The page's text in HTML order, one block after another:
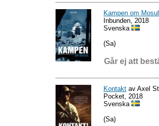
Kampen om Mosul
Inbunden, 2018
Svenska
(Sa)
Går ej att
Kontakt av Axel
Pocket, 2018
Svenska
(Sa)